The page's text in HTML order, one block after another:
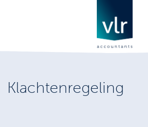
Klachtenregeling